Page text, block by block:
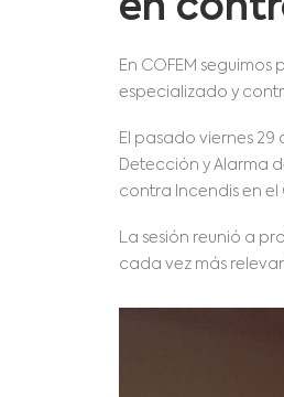
en
En COFEM
especializado y
El pasado viernes 29
Detección y Alarma
contra Incendis en el
La sesión reunió a
cada vez más